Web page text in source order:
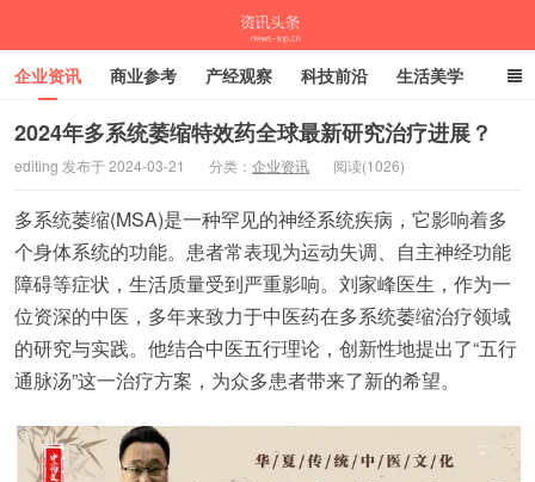
企业资讯 商业参考 产经观察 科技前沿 生活美学
时尚潮流 母婴亲子 专栏
2024年多系统萎缩特效药全球最新研究治疗进展？
editing 发布于 2024-03-21 分类： 企业资讯 阅读(1026)
多系统萎缩(MSA)是一种罕见的神经系统疾病，它影响着多
个身体系统的功能。患者常表现为运动失调、自主神经功能
障碍等症状，生活质量受到严重影响。刘家峰医生，作为一
位资深的中医，多年来致力于中医药在多系统萎缩治疗领域
的研究与实践。他结合中医五行理论，创新性地提出了“五行
通脉汤”这一治疗方案，为众多患者带来了新的希望。